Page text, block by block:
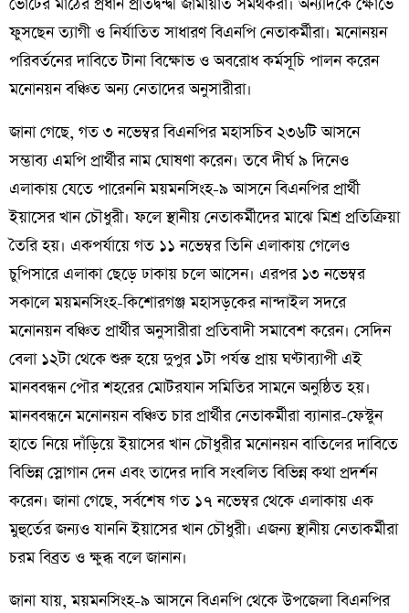
ভোটের মাঠের প্রধান প্রতিদ্বন্দ্বী জামায়াত সমর্থকরা। অন্যদিকে ক্ষোভে
ফুসছেন ত্যাগী ও নির্যাতিত সাধারণ বিএনপি নেতাকর্মীরা। মনোনয়ন
পরিবর্তনের দাবিতে টানা বিক্ষোভ ও অবরোধ কর্মসূচি পালন করেন
মনোনয়ন বঞ্চিত অন্য নেতাদের অনুসারীরা।
জানা গেছে, গত ৩ নভেম্বর বিএনপির মহাসচিব ২৩৬টি আসনে
সম্ভাব্য এমপি প্রার্থীর নাম ঘোষণা করেন। তবে দীর্ঘ ৯ দিনেও
এলাকায় যেতে পারেননি ময়মনসিংহ-৯ আসনে বিএনপির প্রার্থী
ইয়াসের খান চৌধুরী। ফলে স্থানীয় নেতাকর্মীদের মাঝে মিশ্র প্রতিক্রিয়া
তৈরি হয়। একপর্যায়ে গত ১১ নভেম্বর তিনি এলাকায় গেলেও
চুপিসারে এলাকা ছেড়ে ঢাকায় চলে আসেন। এরপর ১৩ নভেম্বর
সকালে ময়মনসিংহ-কিশোরগঞ্জ মহাসড়কের নান্দাইল সদরে
মনোনয়ন বঞ্চিত প্রার্থীর অনুসারীরা প্রতিবাদী সমাবেশ করেন। সেদিন
বেলা ১২টা থেকে শুরু হয়ে দুপুর ১টা পর্যন্ত প্রায় ঘণ্টাব্যাপী এই
মানববন্ধন পৌর শহরের মোটরযান সমিতির সামনে অনুষ্ঠিত হয়।
মানববন্ধনে মনোনয়ন বঞ্চিত চার প্রার্থীর নেতাকর্মীরা ব্যানার-ফেস্টুন
হাতে নিয়ে দাঁড়িয়ে ইয়াসের খান চৌধুরীর মনোনয়ন বাতিলের দাবিতে
বিভিন্ন স্লোগান দেন এবং তাদের দাবি সংবলিত বিভিন্ন কথা প্রদর্শন
করেন। জানা গেছে, সর্বশেষ গত ১৭ নভেম্বর থেকে এলাকায় এক
মুহুর্তের জন্যও যাননি ইয়াসের খান চৌধুরী। এজন্য স্থানীয় নেতাকর্মীরা
চরম বিব্রত ও ক্ষুব্ধ বলে জানান।
জানা যায়, ময়মনসিংহ-৯ আসনে বিএনপি থেকে উপজেলা বিএনপির